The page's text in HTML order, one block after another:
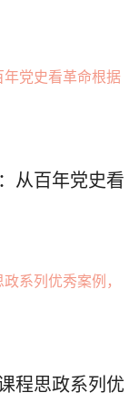
从百年党史看
程思政系列优